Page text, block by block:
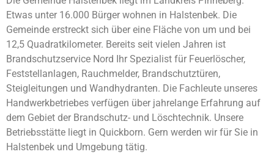
Etwas unter 16.000 Bürger wohnen in Halstenbek. Die
Gemeinde erstreckt sich über eine Fläche von um und bei
12,5 Quadratkilometer. Bereits seit vielen Jahren ist
Brandschutzservice Nord Ihr Spezialist für Feuerlöscher,
Feststellanlagen, Rauchmelder, Brandschutztüren,
Steigleitungen und Wandhydranten. Die Fachleute unseres
Handwerkbetriebes verfügen über jahrelange Erfahrung auf
dem Gebiet der Brandschutz- und Löschtechnik. Unsere
Betriebsstätte liegt in Quickborn. Gern werden wir für Sie in
Halstenbek und Umgebung tätig.